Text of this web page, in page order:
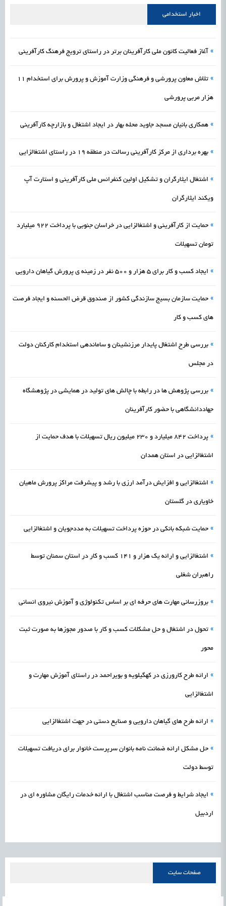
اشتغال و کارآفرینی
اخبار استخدامی
» آغاز فعالیت کانون ملی کارآفرینان برتر در راستای ترویج فرهنگ کارآفرینی
» تلاش معاون پرورشی و فرهنگی وزارت آموزش و پرورش برای استخدام 11
هزار مربی پرورشی
» همکاری بانیان مسجد جاوید محله بهار در ایجاد اشتغال و بازارچه کارآفرینی
» بهره برداری از مرکز کارآفرینی رسالت در منطقه 19 در راستای اشتغالزایی
» اشتغال ایثارگران و تشکیل اولین کنفرانس ملی کارآفرینی و استارت آپ
ویکند ایثارگران
» حمایت از کارآفرینی و اشتغالزایی در خراسان جنوبی با پرداخت 922 میلیارد
تومان تسهیلات
» ایجاد کسب و کار برای 5 هزار و 500 نفر در زمینه ی پرورش گیاهان دارویی
» حمایت سازمان بسیج سازندگی کشور از صندوق قرض الحسنه و ایجاد فرصت
های کسب و کار
» بررسی طرح اشتغال پایدار مرزنشینان و ساماندهی استخدام کارکنان دولت
در مجلس
» بررسی پژوهش ها در رابطه با چالش های تولید در همایشی در پژوهشگاه
جهاددانشگاهی با حضور کارآفرینان
» پرداخت 842 میلیارد و 230 میلیون ریال تسهیلات با هدف حمایت از
اشتغالزایی در استان همدان
» اشتغالزایی و افزایش درآمد ارزی با رشد و پیشرفت مراکز پرورش ماهیان
خاویاری در گلستان
» حمایت شبکه بانکی در حوزه پرداخت تسهیلات به مددجویان و اشتغالزایی
» اشتغالزایی و ارائه یک هزار و 141 کسب و کار در استان سمنان توسط
راهبران شغلی
» بروزرسانی مهارت های حرفه ای بر اساس تکنولوژی و آموزش نیروی انسانی
» تحول در اشتغال و حل مشکلات کسب و کار با صدور مجوزها به صورت ثبت
محور
» ارائه طرح کارورزی در کهگیلویه و بویراحمد در راستای آموزش مهارت و
اشتغالزایی
» ارائه طرح های گیاهان دارویی و صنایع دستی در جهت اشتغالزایی
» حل مشکل ارائه ضمانت نامه بانوان سرپرست خانوار برای دریافت تسهیلات
توسط دولت
» ایجاد شرایط و فرصت مناسب اشتغال با ارائه خدمات رایگان مشاوره ای در
اردبیل
صفحات سایت